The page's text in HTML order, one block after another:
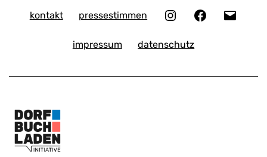
kontakt pressestimmen InstagramFacebook
impressum datenschutz